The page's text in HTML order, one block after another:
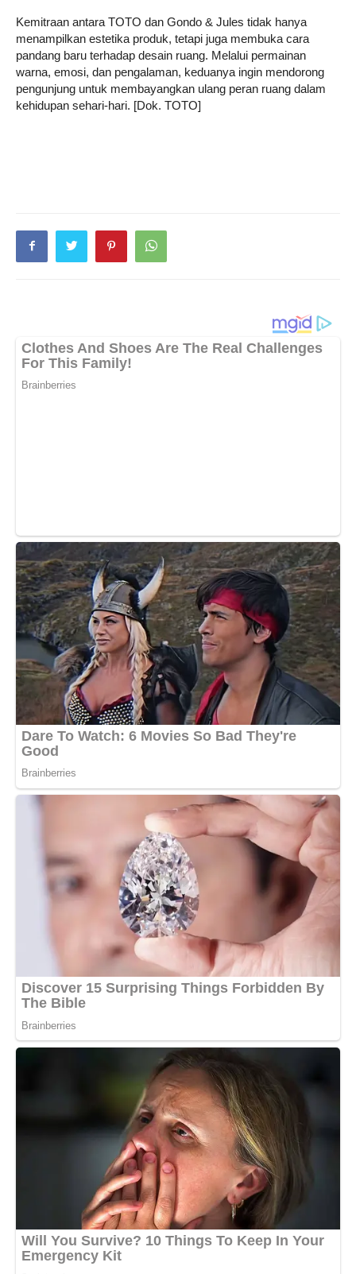
Kemitraan antara TOTO dan Gondo & Jules tidak hanya
menampilkan estetika produk, tetapi juga membuka cara
pandang baru terhadap desain ruang. Melalui permainan
warna, emosi, dan pengalaman, keduanya ingin mendorong
pengunjung untuk membayangkan ulang peran ruang dalam
kehidupan sehari-hari. [Dok. TOTO]